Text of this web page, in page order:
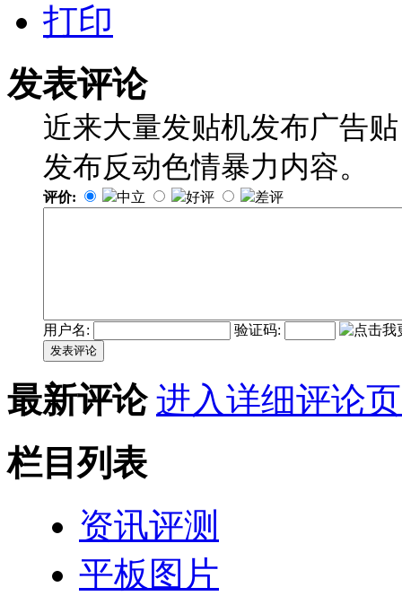
打印
发表评论
近来大量发贴机发布广告
发布反动色情暴力内容。
评价: 中立 好评 差评
用户名: 验证码:
发表评论
最新评论 进入详细评论
栏目列表
资讯评测
平板图片